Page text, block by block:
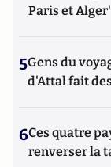
Paris et
5Gens du
d'Attal fait
6Ces quatre
renverser la